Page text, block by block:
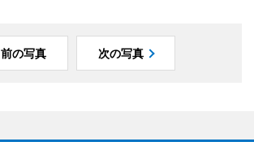
前の写真 次の写真